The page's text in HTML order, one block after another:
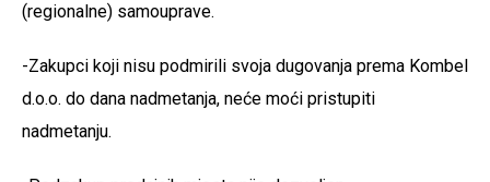
(regionalne) samouprave.
-Zakupci koji nisu podmirili svoja dugovanja prema Kombel
d.o.o. do dana nadmetanja, neće moći pristupiti
nadmetanju.